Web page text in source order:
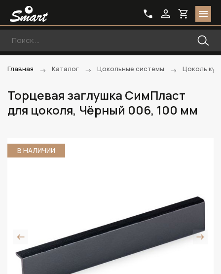
Главная Каталог Цокольные системы Цоколь
Торцевая заглушка СимПласт
для цоколя, Чёрный 006, 100 мм
В НАЛИЧИИ